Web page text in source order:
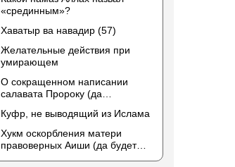
«срединным»?
Хаватыр ва навадир (57)
Желательные действия при
умирающем
О сокращенном написании
салавата Пророку (да
приветствует)
Куфр, не выводящий из Ислама
Хукм оскорбления матери
правоверных Аиши (да будет